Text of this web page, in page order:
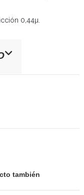
0,44µ.
también